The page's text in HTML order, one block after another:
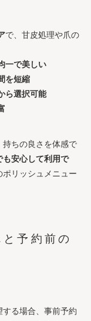
で、甘皮処理や爪の
一で美しい
を短縮
ら選択可能
ちの良さを体感で
安心して利用で
リッシュメニュー
予約前の
る場合、事前予約